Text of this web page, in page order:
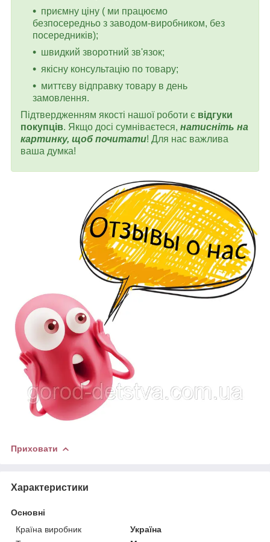
приємну ціну ( ми працюємо
безпосередньо з заводом-виробником, без
посередників);
швидкий зворотний зв'язок;
якісну консультацію по товару;
миттєву відправку товару в день
замовлення.
Підтвердженням якості нашої роботи є відгуки
покупців. Якщо досі сумніваєтеся, натисніть на
картинку, щоб почитати! Для нас важлива
ваша думка!
Приховати
Характеристики
Основні
Країна виробник
Україна